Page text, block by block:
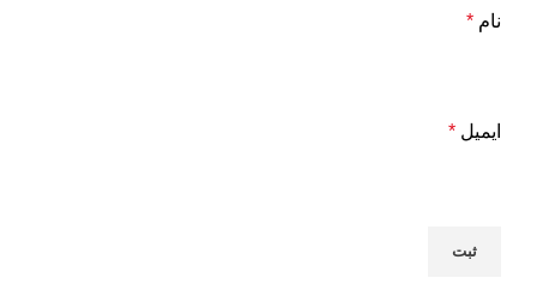
نام *
ایمیل *